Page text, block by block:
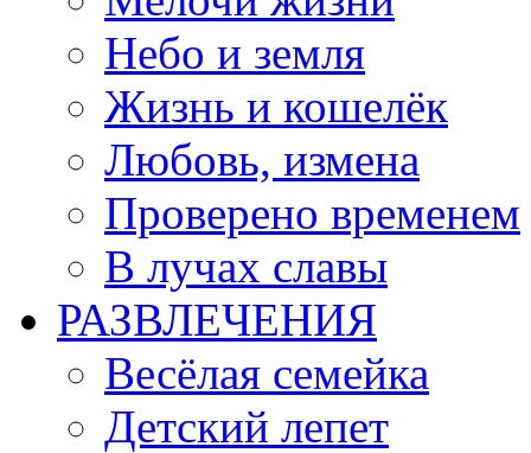
Небо и земля
Жизнь и кошелёк
Любовь, измена
Проверено временем
В лучах славы
РАЗВЛЕЧЕНИЯ
Весёлая семейка
Детский лепет